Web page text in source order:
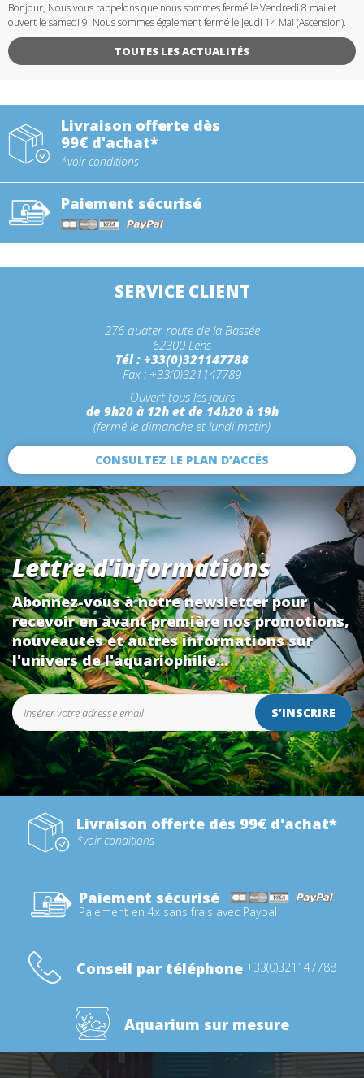
Bonjour, Nous vous rappelons que nous sommes fermé le Vendredi 8 mai et
ouvert le samedi 9. Nous sommes également fermé le Jeudi 14 Mai (Ascension).
TOUTES LES ACTUALITÉS
Livraison offerte dès
99€ d'achat*
*voir conditions
Paiement sécurisé
SERVICE CLIENT
276 quater route de la Bassée
62300 Lens
Tél : +33(0)321147788
Fax : +33(0)321147789
Ouvert tous les jours
de 9h20 à 12h et de 14h20 à 19h
(fermé le dimanche et lundi matin)
CONSULTEZ LE PLAN D’ACCÈS
Lettre d'informations
Abonnez-vous à notre newsletter pour
recevoir en avant première nos promotions,
nouveautés et autres informations sur
l'univers de l'aquariophilie...
S’INSCRIRE
Livraison offerte dès 99€ d'achat*
*voir conditions
Paiement sécurisé
Paiement en 4x sans frais avec Paypal
Conseil par téléphone +33(0)321147788
Aquarium sur mesure